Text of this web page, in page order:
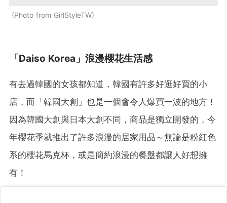
Photo from GirlStyleTW
「Daiso Korea」浪漫櫻花生活感
有去過韓國的女孩都知道，韓國有許多好逛好買的小
店，而「韓國大創」也是一個會令人爆買一波的地方！
因為韓國大創與日本大創不同，商品是獨立開發的，今
年櫻花季就推出了許多浪漫的居家用品～無論是粉紅色
系的櫻花馬克杯，或是簡約浪漫的餐盤都讓人好想擁
有！